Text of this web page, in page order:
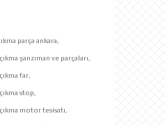
parça ankara,
şanzıman ve parçaları,
far,
stop,
motor tesisatı,